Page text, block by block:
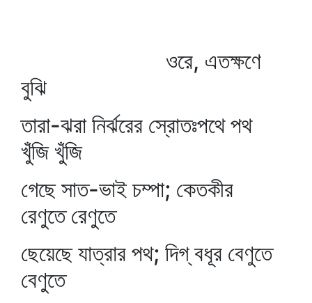
ওরে, এতক্ষণে
বুঝি
তারা-ঝরা নির্ঝরের স্রোতঃপথে পথ
খুঁজি খুঁজি
গেছে সাত-ভাই চম্পা; কেতকীর
রেণুতে রেণুতে
ছেয়েছে যাত্রার পথ; দিগ্‌ বধূর বেণুতে
বেণুতে